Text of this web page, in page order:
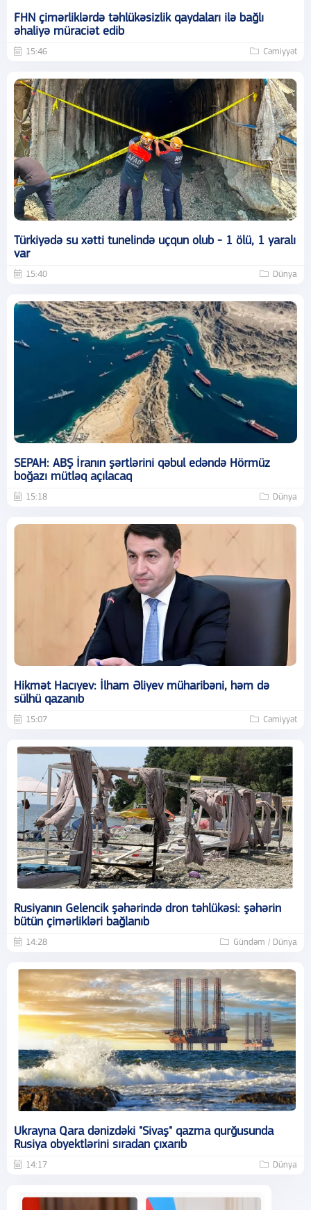
FHN çimərliklərdə təhlükəsizlik qaydaları ilə bağlı
əhaliyə müraciət edib
15:46 Cəmiyyət
Türkiyədə su xətti tunelində uçqun olub - 1 ölü, 1 yaralı
var
15:40 Dünya
SEPAH: ABŞ İranın şərtlərini qəbul edəndə Hörmüz
boğazı mütləq açılacaq
15:18 Dünya
Hikmət Hacıyev: İlham Əliyev müharibəni, həm də
sülhü qazanıb
15:07 Cəmiyyət
Rusiyanın Gelencik şəhərində dron təhlükəsi: şəhərin
bütün çimərlikləri bağlanıb
14:28 Gündəm / Dünya
Ukrayna Qara dənizdəki "Sivaş" qazma qurğusunda
Rusiya obyektlərini sıradan çıxarıb
14:17 Dünya